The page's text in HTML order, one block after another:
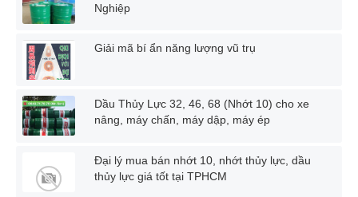
Nghiệp
Giải mã bí ẩn năng lượng vũ trụ
Dầu Thủy Lực 32, 46, 68 (Nhớt 10) cho xe
nâng, máy chấn, máy dập, máy ép
Đại lý mua bán nhớt 10, nhớt thủy lực, dầu
thủy lực giá tốt tại TPHCM